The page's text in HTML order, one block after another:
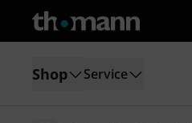
Shop Service